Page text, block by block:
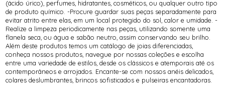
(ácido úrico), perfumes, hidratantes, cosméticos, ou qualquer outro tipo
de produto químico. -Procure guardar suas peças separadamente para
evitar atrito entre elas, em um local protegido do sol, calor e umidade. -
Realize a limpeza periodicamente nas peças, utilizando somente uma
flanela seca, ou água e sabão neutro, assim conservando seu brilho.
Além deste produtos temos um catálogo de joias diferenciadas,
conheça nossos produtos, navegue por nossas coleções e escolha
entre uma variedade de estilos, desde os clássicos e atemporais até os
contemporâneos e arrojados. Encante-se com nossos anéis delicados,
colares deslumbrantes, brincos sofisticados e pulseiras encantadoras.